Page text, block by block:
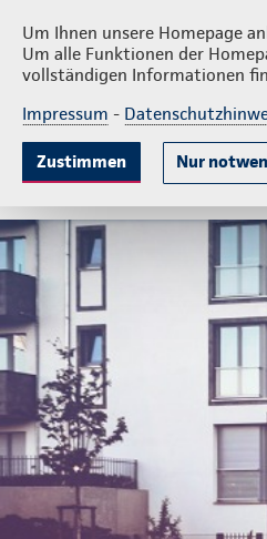
Um Ihnen unsere Homepage
Um alle Funktionen der
vollständigen Informationen
Impressum -
Zustimmen Nur
H. Römer